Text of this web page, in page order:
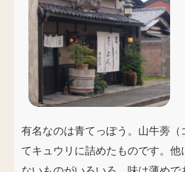
有名なのは青てっぽう。山牛蒡（
てキュウリに詰めたものです。他